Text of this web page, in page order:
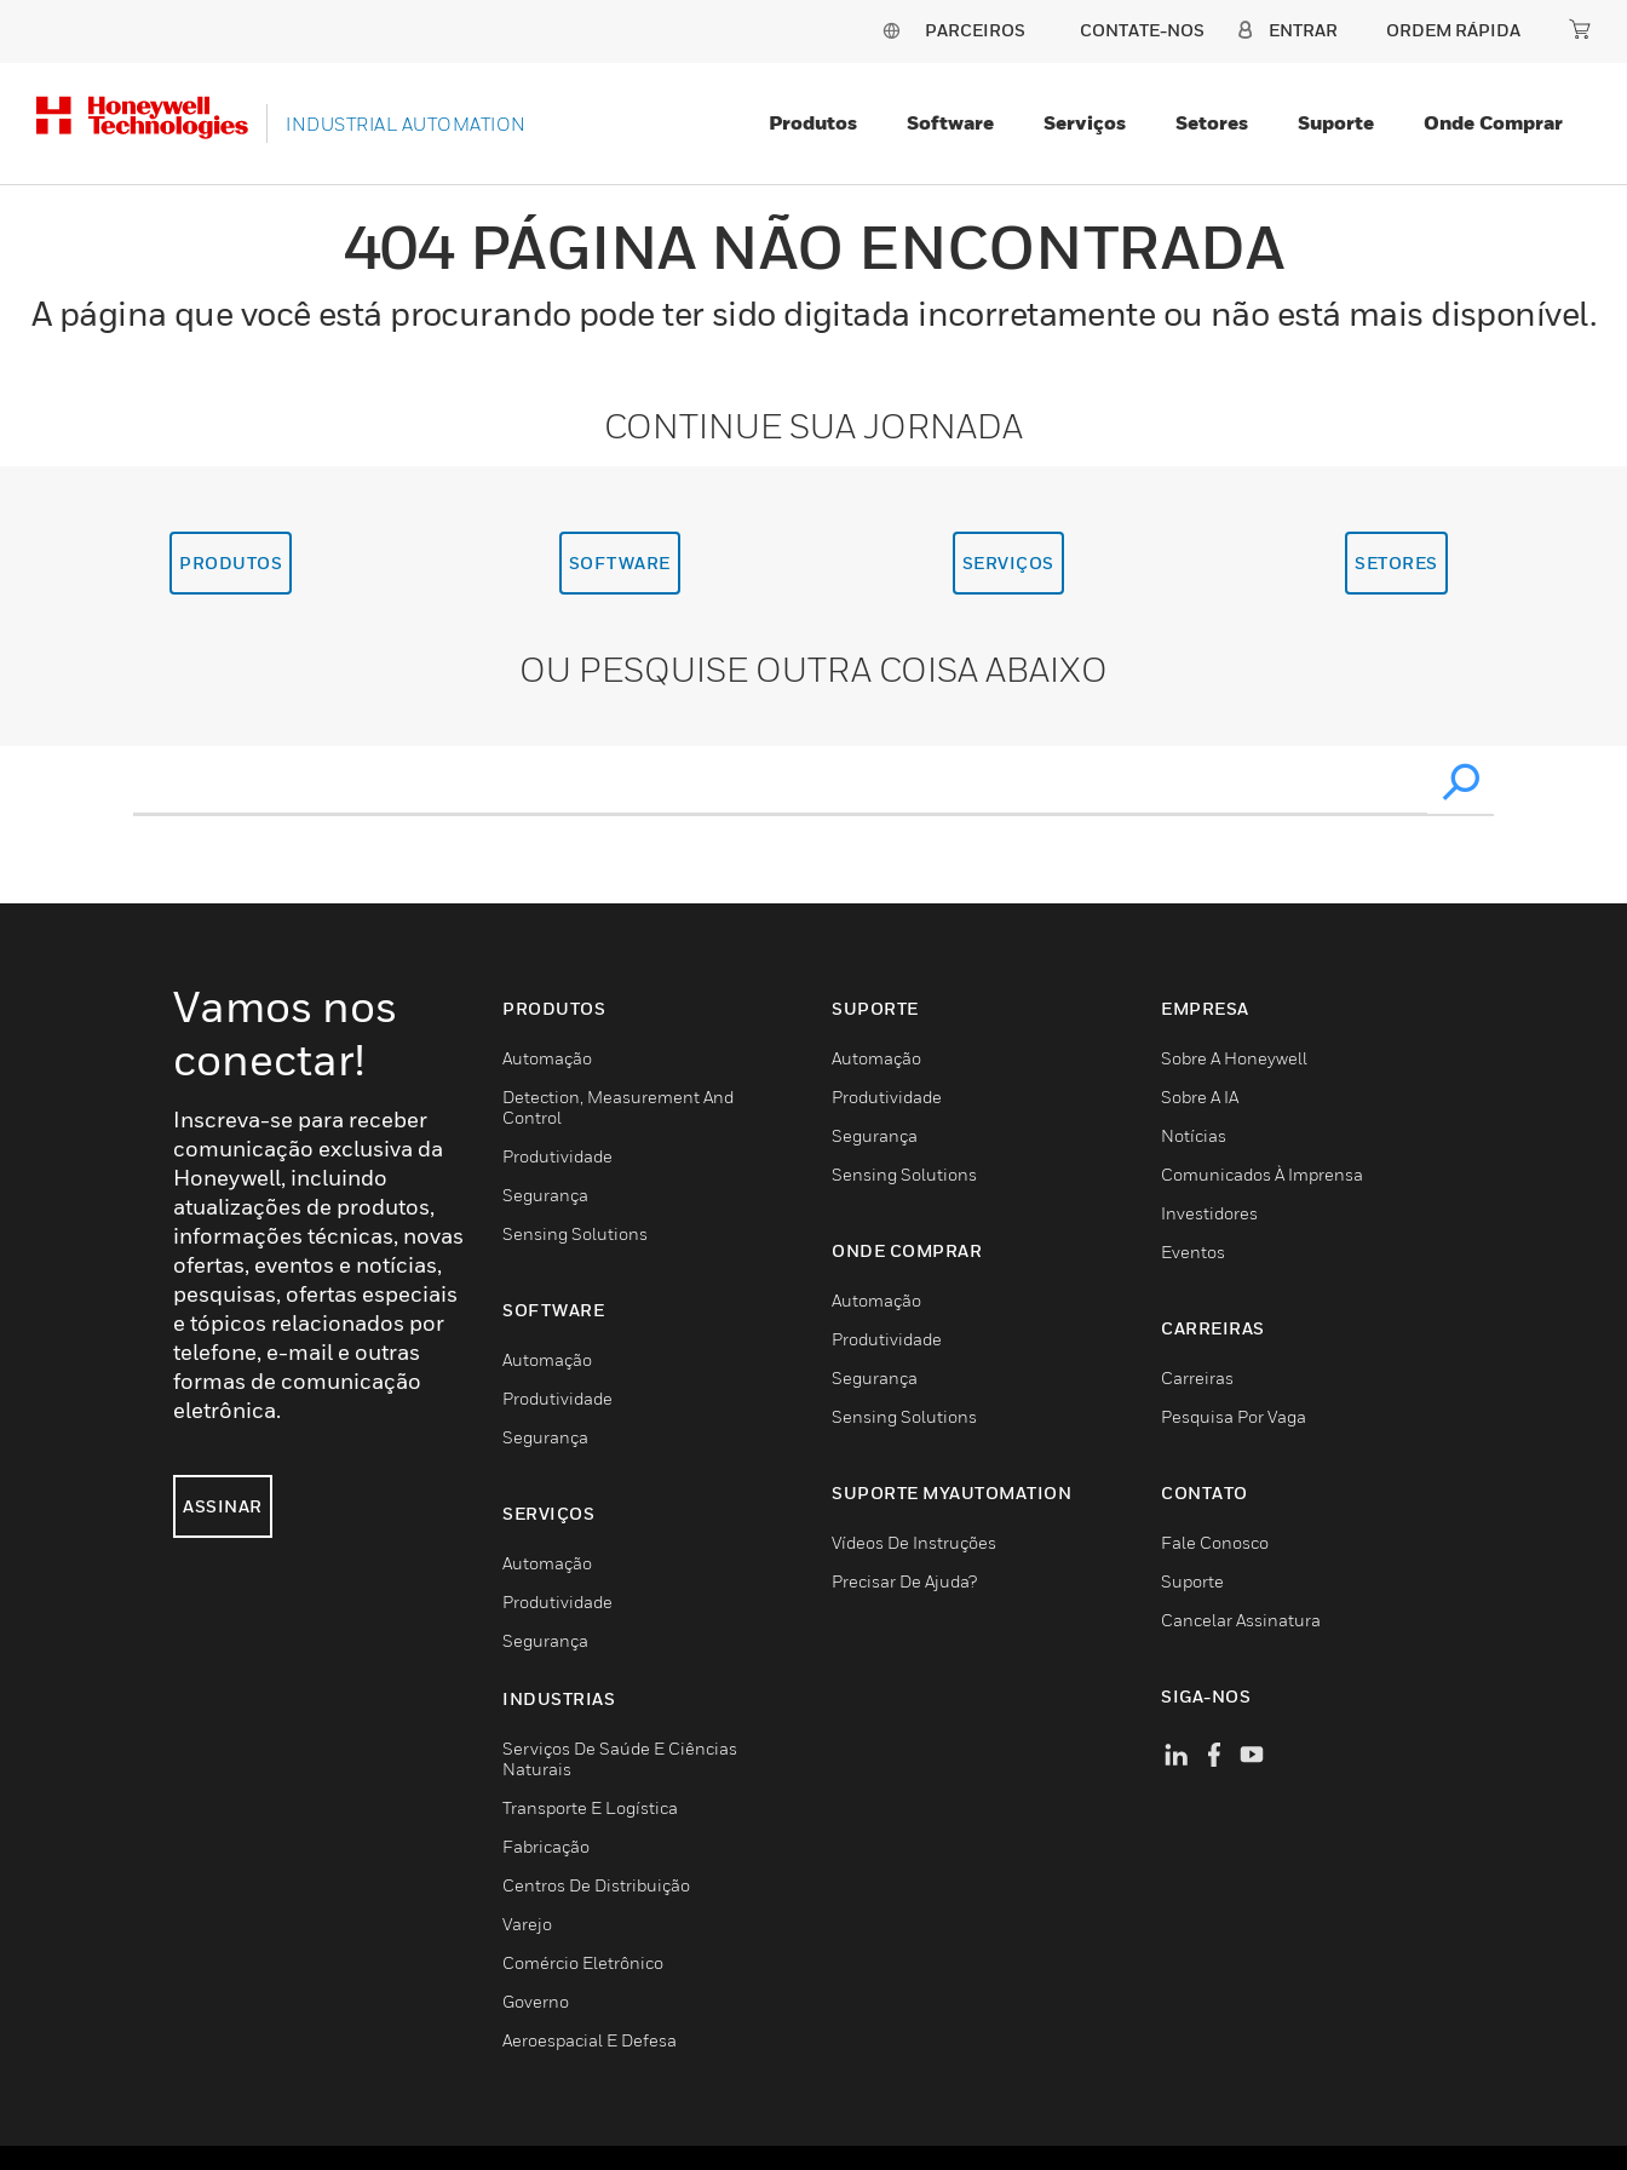
PARCEIROS CONTATE-NOS ENTRAR ORDEM RÁPIDA
INDUSTRIAL AUTOMATION Produtos Software Serviços Setores Suporte Onde Comprar
404 PÁGINA NÃO ENCONTRADA
A página que você está procurando pode ter sido digitada incorretamente ou não está mais disponível.
CONTINUE SUA JORNADA
PRODUTOS SOFTWARE SERVIÇOS SETORES
OU PESQUISE OUTRA COISA ABAIXO
Vamos nos
conectar!
Inscreva-se para receber
comunicação exclusiva da
Honeywell, incluindo
atualizações de produtos,
informações técnicas, novas
ofertas, eventos e notícias,
pesquisas, ofertas especiais
e tópicos relacionados por
telefone, e-mail e outras
formas de comunicação
eletrônica.
ASSINAR
PRODUTOS
Automação
Detection, Measurement And
Control
Produtividade
Segurança
Sensing Solutions
SOFTWARE
Automação
Produtividade
Segurança
SERVIÇOS
Automação
Produtividade
Segurança
INDUSTRIAS
Serviços De Saúde E Ciências
Naturais
Transporte E Logística
Fabricação
Centros De Distribuição
Varejo
Comércio Eletrônico
Governo
Aeroespacial E Defesa
SUPORTE
Automação
Produtividade
Segurança
Sensing Solutions
ONDE COMPRAR
Automação
Produtividade
Segurança
Sensing Solutions
SUPORTE MYAUTOMATION
Vídeos De Instruções
Precisar De Ajuda?
EMPRESA
Sobre A Honeywell
Sobre A IA
Notícias
Comunicados À Imprensa
Investidores
Eventos
CARREIRAS
Carreiras
Pesquisa Por Vaga
CONTATO
Fale Conosco
Suporte
Cancelar Assinatura
SIGA-NOS